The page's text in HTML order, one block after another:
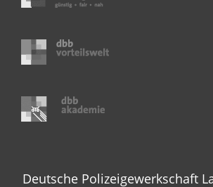
Deutsche Polizeigewerkschaft